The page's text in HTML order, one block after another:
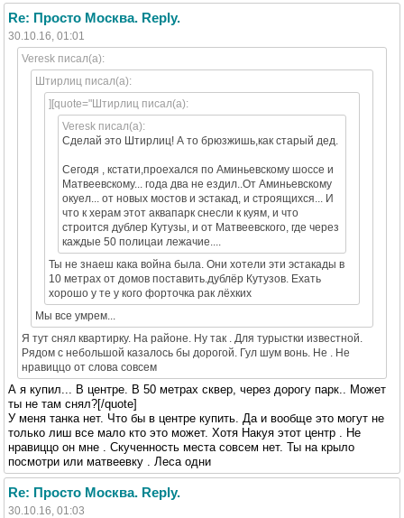
Re: Просто Москва. Reply.
30.10.16, 01:01
Veresk писал(а):
Штирлиц писал(а):
][quote="Штирлиц писал(а):
Veresk писал(а):
Сделай это Штирлиц! А то брюзжишь,как старый дед.
Сегодя , кстати,проехался по Аминьевскому шоссе и
Матвеевскому... года два не ездил..От Аминьевскому
окуел... от новых мостов и эстакад, и строящихся... И
что к херам этот аквапарк снесли к куям, и что
строится дублер Кутузы, и от Матвеевского, где через
каждые 50 полицаи лежачие....
Ты не знаеш кака война была. Они хотели эти эстакады в
10 метрах от домов поставить.дублёр Кутузов. Ехать
хорошо у те у кого форточка рак лёхких
Мы все умрем...
Я тут снял квартирку. На районе. Ну так . Для турыстки известной.
Рядом с небольшой казалось бы дорогой. Гул шум вонь. Не . Не
нравиццо от слова совсем
А я купил... В центре. В 50 метрах сквер, через дорогу парк.. Может
ты не там снял?[/quote]
У меня танка нет. Что бы в центре купить. Да и вообще это могут не
только лиш все мало кто это может. Хотя Накуя этот центр . Не
нравиццо он мне . Скученность места совсем нет. Ты на крыло
посмотри или матвеевку . Леса одни
Re: Просто Москва. Reply.
30.10.16, 01:03